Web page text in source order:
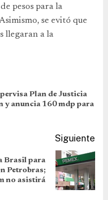
pesos para la
se evitó que
llegaran a la
Plan de Justicia
y anuncia 160 mdp para
Siguiente
Brasil para
Petrobras;
no asistirá